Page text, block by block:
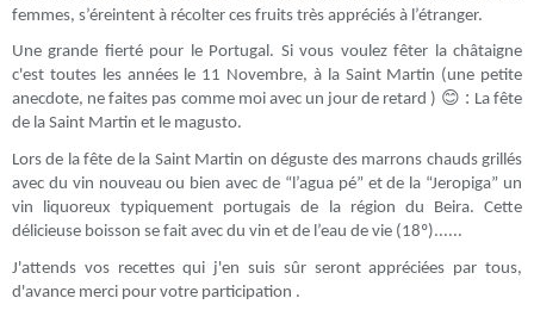
femmes, s’éreintent à récolter ces fruits très appréciés à l’étranger.
Une grande fierté pour le Portugal. Si vous voulez fêter la châtaigne
c'est toutes les années le 11 Novembre, à la Saint Martin (une petite
anecdote, ne faites pas comme moi avec un jour de retard ) 😊 : La fête
de la Saint Martin et le magusto.
Lors de la fête de la Saint Martin on déguste des marrons chauds grillés
avec du vin nouveau ou bien avec de “l’agua pé” et de la “Jeropiga” un
vin liquoreux typiquement portugais de la région du Beira. Cette
délicieuse boisson se fait avec du vin et de l’eau de vie (18º)......
J'attends vos recettes qui j'en suis sûr seront appréciées par tous,
d'avance merci pour votre participation .